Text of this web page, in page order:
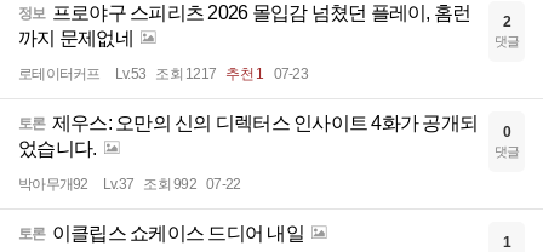
정보 프로야구 스피리츠 2026 몰입감 넘쳤던 플레이, 홈런
까지 문제없네
로테이터커프 Lv.53 조회 1217 추천 1 07-23
2
댓글
토론 제우스: 오만의 신의 디렉터스 인사이트 4화가 공개되
었습니다.
박아무개92 Lv.37 조회 992 07-22
0
댓글
토론 이클립스 쇼케이스 드디어 내일 1